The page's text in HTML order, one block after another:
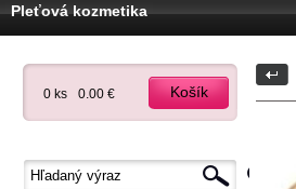
Pleťová kozmetika
0 ks 0.00 € Košík